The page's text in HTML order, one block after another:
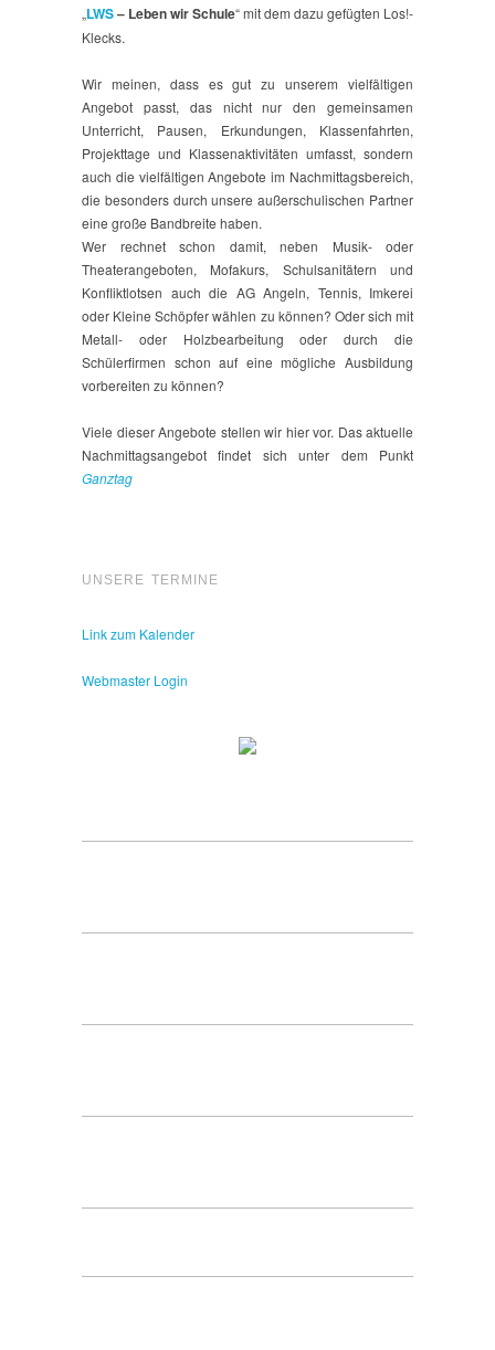
„LWS– Leben wir Schule“ mit dem dazu gefügten Los!-
Klecks.
Wir meinen, dass es gut zu unserem vielfältigen
Angebot passt, das nicht nur den gemeinsamen
Unterricht, Pausen, Erkundungen, Klassenfahrten,
Projekttage und Klassenaktivitäten umfasst, sondern
auch die vielfältigen Angebote im Nachmittagsbereich,
die besonders durch unsere außerschulischen Partner
eine große Bandbreite haben.
Wer rechnet schon damit, neben Musik- oder
Theaterangeboten, Mofakurs, Schulsanitätern und
Konfliktlotsen auch die AG Angeln, Tennis, Imkerei
oder Kleine Schöpfer wählen zu können? Oder sich mit
Metall- oder Holzbearbeitung oder durch die
Schülerfirmen schon auf eine mögliche Ausbildung
vorbereiten zu können?
Viele dieser Angebote stellen wir hier vor. Das aktuelle
Nachmittagsangebot findet sich unter dem Punkt
Ganztag
UNSERE TERMINE
Link zum Kalender
Webmaster Login